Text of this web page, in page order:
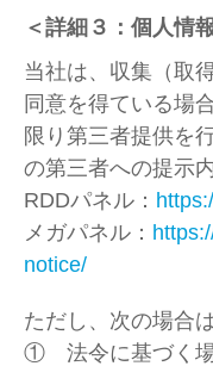
＜詳細３：個人情
当社は、収集（取
同意を得ている場
限り第三者提供を
の第三者への提示
RDDパネル：
メガパネル：
notice/
ただし、次の場合
① 法令に基づく